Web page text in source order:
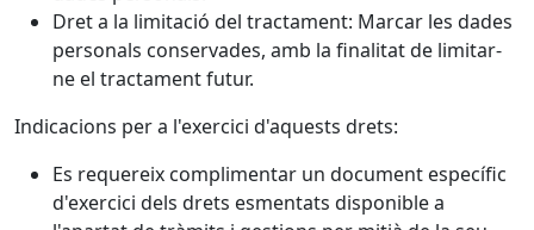
Dret a la limitació del tractament: Marcar les dades
personals conservades, amb la finalitat de limitar-
ne el tractament futur.
Indicacions per a l'exercici d'aquests drets:
Es requereix complimentar un document específic
d'exercici dels drets esmentats disponible a